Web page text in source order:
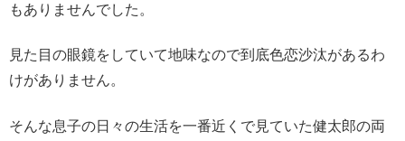
もありませんでした。
見た目の眼鏡をしていて地味なので到底色恋沙汰があるわ
けがありません。
そんな息子の日々の生活を一番近くで見ていた健太郎の両